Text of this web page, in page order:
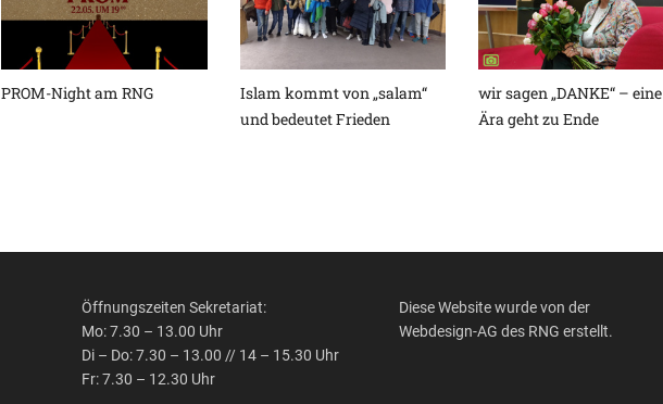
PROM-Night am RNG
Islam kommt von „salam“
und bedeutet Frieden
wir sagen „DANKE“ – eine
Ära geht zu Ende
Öffnungszeiten Sekretariat:
Mo: 7.30 – 13.00 Uhr
Di – Do: 7.30 – 13.00 // 14 – 15.30 Uhr
Fr: 7.30 – 12.30 Uhr
Diese Website wurde von der
Webdesign-AG des RNG erstellt.